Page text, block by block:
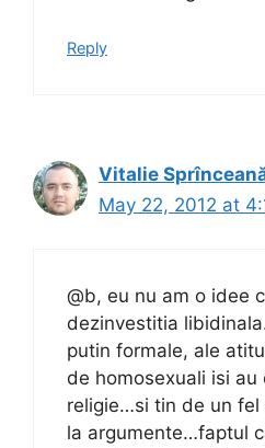
Reply
Vitalie
May 22, 2012 at
@b, eu nu am o idee
dezinvestitia
putin formale, ale
de homosexuali isi au
religie…si tin de un fel
la argumente…faptul